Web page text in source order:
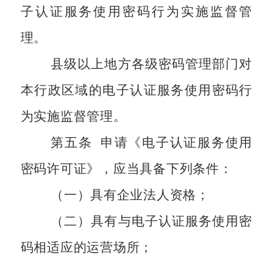
子认证服务使用密码行为实施监督管
理。
县级以上地方各级密码管理部门对
本行政区域的电子认证服务使用密码行
为实施监督管理。
第五条
申请《电子认证服务使用
密码许可证》，应当具备下列条件：
（一）具有企业法人资格；
（二）具有与电子认证服务使用密
码相适应的运营场所；